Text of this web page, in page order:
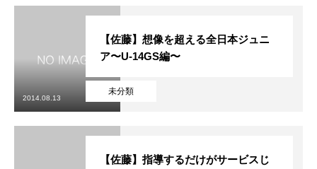
未分類
【佐藤】想像を超える全日本ジュニ
ア〜U-14GS編〜
2014.08.13
【佐藤】指導するだけがサービスじ